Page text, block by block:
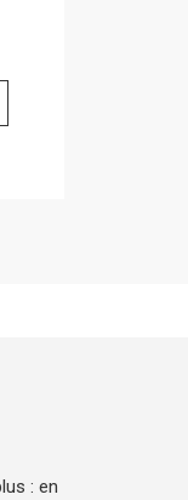
: en